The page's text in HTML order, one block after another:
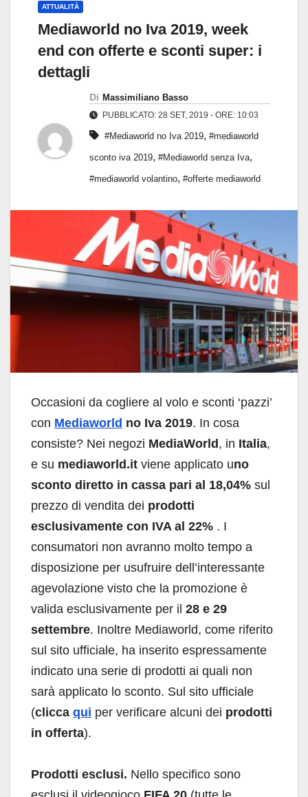
ATTUALITÀ
Mediaworld no Iva 2019, week
end con offerte e sconti super: i
dettagli
Di Massimiliano Basso
PUBBLICATO: 28 SET, 2019 - ORE: 10:03
#Mediaworld no Iva 2019, #mediaworld
sconto iva 2019, #Mediaworld senza Iva,
#mediaworld volantino, #offerte mediaworld
Occasioni da cogliere al volo e sconti ‘pazzi’
con Mediaworld no Iva 2019. In cosa
consiste? Nei negozi MediaWorld , in Italia,
e su mediaworld.it viene applicato uno
sconto diretto in cassa pari al 18,04% sul
prezzo di vendita dei prodotti
esclusivamente con IVA al 22% . I
consumatori non avranno molto tempo a
disposizione per usufruire dell’interessante
agevolazione visto che la promozione è
valida esclusivamente per il 28 e 29
settembre. Inoltre Mediaworld, come riferito
sul sito ufficiale, ha inserito espressamente
indicato una serie di prodotti ai quali non
sarà applicato lo sconto. Sul sito ufficiale
(clicca qui per verificare alcuni dei prodotti
in offerta).
Prodotti esclusi. Nello specifico sono